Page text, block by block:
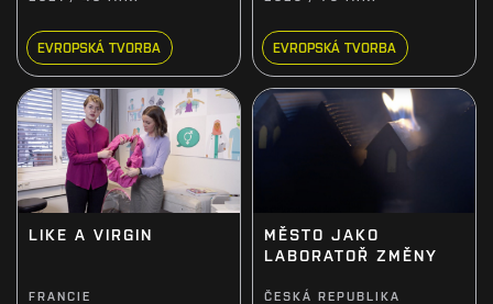
EVROPSKÁ TVORBA EVROPSKÁ TVORBA
LIKE A VIRGIN
FRANCIE
MĚSTO JAKO
LABORATOŘ ZMĚNY
ČESKÁ REPUBLIKA